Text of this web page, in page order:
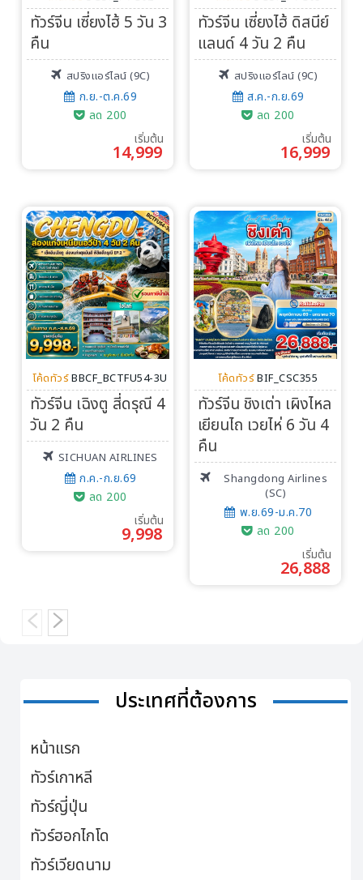
ทัวร์จีน เซี่ยงไฮ้ 5 วัน 3
คืน
สปริงแอร์ไลน์ (9C)
ก.ย.-ต.ค.69
ลด 200
เริ่มต้น
14,999
ทัวร์จีน เซี่ยงไฮ้ ดิสนีย์
แลนด์ 4 วัน 2 คืน
สปริงแอร์ไลน์ (9C)
ส.ค.-ก.ย.69
ลด 200
เริ่มต้น
16,999
โค้ดทัวร์ BBCF_BCTFU54-3U
ทัวร์จีน เฉิงตู สี่ดรุณี 4
วัน 2 คืน
SICHUAN AIRLINES
ก.ค.-ก.ย.69
ลด 200
เริ่มต้น
9,998
โค้ดทัวร์ BIF_CSC355
ทัวร์จีน ชิงเต่า เผิงไหล
เยียนไถ เวยไห่ 6 วัน 4
คืน
Shangdong Airlines
(SC)
พ.ย.69-ม.ค.70
ลด 200
เริ่มต้น
26,888
ประเทศที่ต้องการ
หน้าแรก
ทัวร์เกาหลี
ทัวร์ญี่ปุ่น
ทัวร์ฮอกไกโด
ทัวร์เวียดนาม